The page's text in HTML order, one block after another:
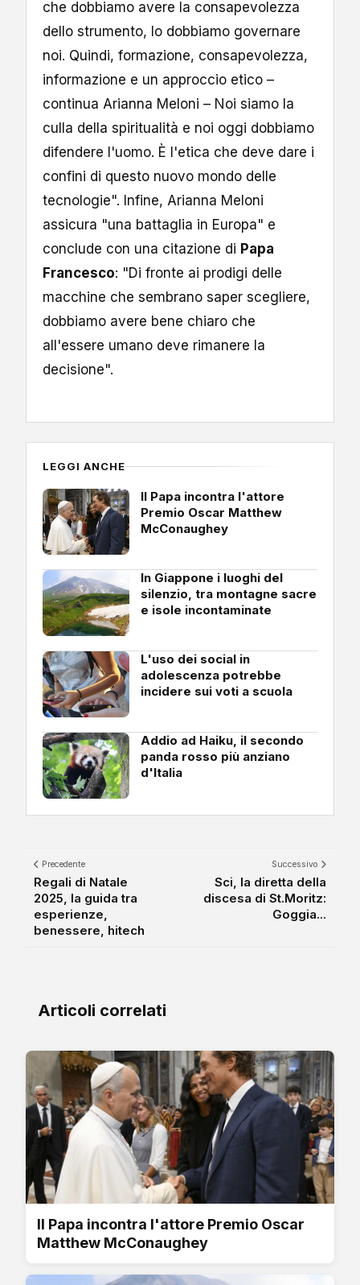
che dobbiamo avere la consapevolezza
dello strumento, lo dobbiamo governare
noi. Quindi, formazione, consapevolezza,
informazione e un approccio etico –
continua Arianna Meloni – Noi siamo la
culla della spiritualità e noi oggi dobbiamo
difendere l'uomo. È l'etica che deve dare i
confini di questo nuovo mondo delle
tecnologie". Infine, Arianna Meloni
assicura "una battaglia in Europa" e
conclude con una citazione di Papa
Francesco: "Di fronte ai prodigi delle
macchine che sembrano saper scegliere,
dobbiamo avere bene chiaro che
all'essere umano deve rimanere la
decisione".
LEGGI ANCHE
Il Papa incontra l'attore
Premio Oscar Matthew
McConaughey
In Giappone i luoghi del
silenzio, tra montagne sacre
e isole incontaminate
L'uso dei social in
adolescenza potrebbe
incidere sui voti a scuola
Addio ad Haiku, il secondo
panda rosso più anziano
d'Italia
Precedente
Regali di Natale
2025, la guida tra
esperienze,
benessere, hitech
Successivo
Sci, la diretta della
discesa di St.Moritz:
Goggia...
Articoli correlati
Il Papa incontra l'attore Premio Oscar
Matthew McConaughey